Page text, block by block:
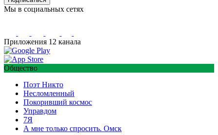
Мы в социальных сетях
Приложения 12 канала
Общество
Поэт Никто
Несломленный
Покоривший космос
Управдом
7Я
А мне только спросить. Омск